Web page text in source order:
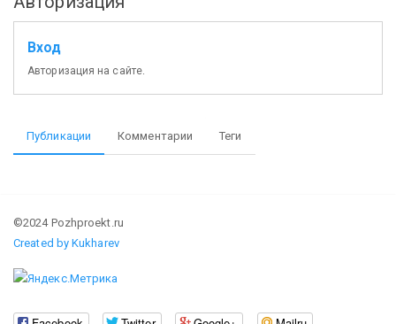
Вход
Авторизация на сайте.
Публикации Комментарии Теги
©2024 Pozhproekt.ru
Created by Kukharev